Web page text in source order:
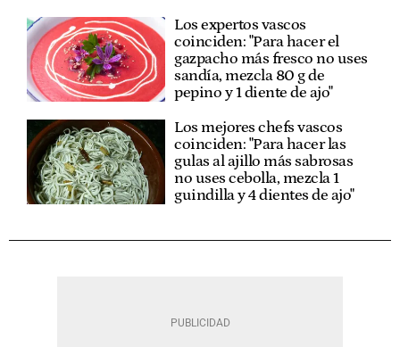
Los expertos vascos
coinciden: "Para hacer el
gazpacho más fresco no uses
sandía, mezcla 80 g de
pepino y 1 diente de ajo"
Los mejores chefs vascos
coinciden: "Para hacer las
gulas al ajillo más sabrosas
no uses cebolla, mezcla 1
guindilla y 4 dientes de ajo"